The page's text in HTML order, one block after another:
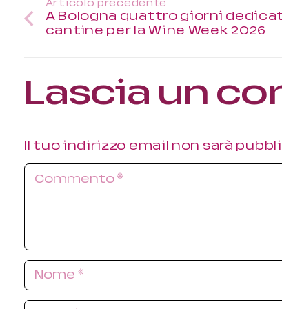
Articolo precedente
A Bologna quattro giorni
cantine per la Wine Week 2026
Lascia un
Il tuo indirizzo email non sarà